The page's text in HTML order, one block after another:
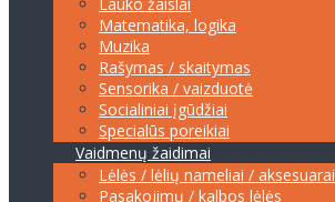
Matematika, logika
Muzika
Rašymas / skaitymas
Sensorika / vaizduotė
Socialiniai įgūdžiai
Specialūs poreikiai
Vaidmenų žaidimai
Lėlės / lėlių nameliai / aksesuarai
Pasakojimų / kalbos lėlės